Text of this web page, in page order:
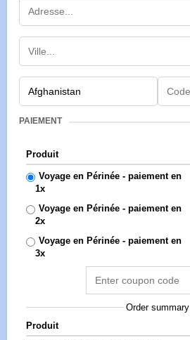
PAIEMENT
Produit
Voyage en Périnée - paiement en
1x
Voyage en Périnée - paiement en
2x
Voyage en Périnée - paiement en
3x
Order summary
Produit